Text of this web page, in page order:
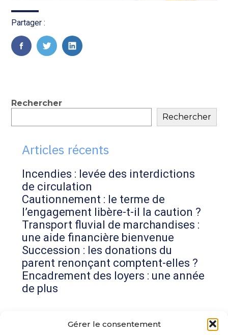
Gérer le consentement
Partager :
FaceBook
TwitterLinkedIn
Blog
sidebar
Rechercher
Rechercher
Articles récents
Incendies : levée des interdictions
de circulation
Cautionnement : le terme de
l’engagement libère-t-il la caution ?
Transport fluvial de marchandises :
une aide financière bienvenue
Succession : les donations du
parent renonçant comptent-elles ?
Encadrement des loyers : une année
de plus
Commentaires récents